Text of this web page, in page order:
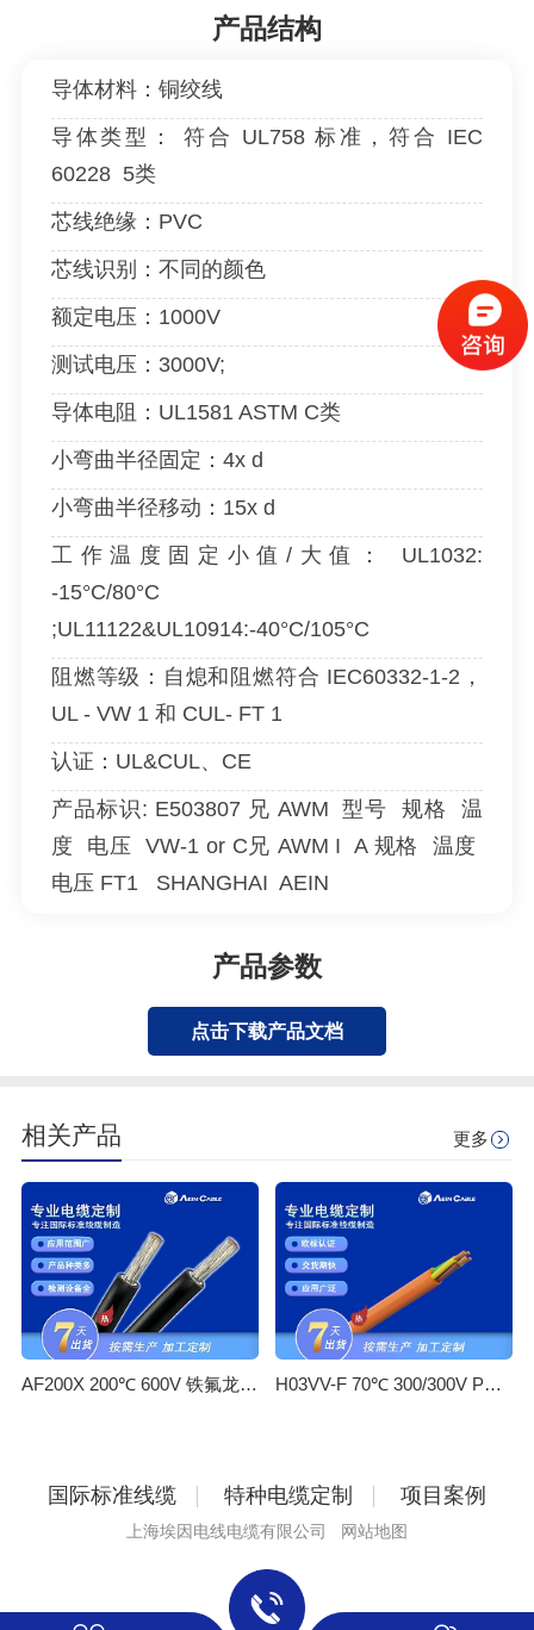
产品结构
导体材料：铜绞线
导体类型： 符合 UL758 标准，符合 IEC
60228 5类
芯线绝缘：PVC
芯线识别：不同的颜色
额定电压：1000V
测试电压：3000V;
导体电阻：UL1581 ASTM C类
小弯曲半径固定：4x d
小弯曲半径移动：15x d
工作温度固定小值/大值： UL1032:
-15°C/80°C
;UL11122&UL10914:-40°C/105°C
阻燃等级：自熄和阻燃符合 IEC60332-1-2，
UL - VW 1 和 CUL- FT 1
认证：UL&CUL、CE
产品标识: E503807 兄 AWM 型号 规格 温
度 电压 VW-1 or C兄 AWM I A 规格 温度
电压 FT1 SHANGHAI AEIN
产品参数
点击下载产品文档
相关产品 更多
AF200X 200℃ 600V 铁氟龙高温线 H03VV-F 70℃ 300/300V PVC柔性轻型控制电缆（圆形）
国际标准线缆 特种电缆定制 项目案例
上海埃因电线电缆有限公司 网站地图